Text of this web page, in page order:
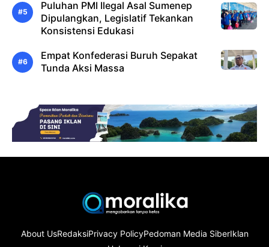
Puluhan PMI Ilegal Asal Sumenep
Dipulangkan, Legislatif Tekankan
Konsistensi Edukasi
Empat Konfederasi Buruh Sepakat
Tunda Aksi Massa
About UsRedaksiPrivacy PolicyPedoman Media SiberIklan